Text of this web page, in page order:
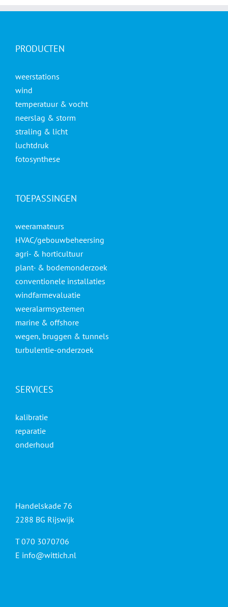
PRODUCTEN
weerstations
wind
temperatuur & vocht
neerslag & storm
straling & licht
luchtdruk
fotosynthese
TOEPASSINGEN
weeramateurs
HVAC/gebouwbeheersing
agri- & horticultuur
plant- & bodemonderzoek
conventionele installaties
windfarmevaluatie
weeralarmsystemen
marine & offshore
wegen, bruggen & tunnels
turbulentie-onderzoek
SERVICES
kalibratie
reparatie
onderhoud
Handelskade 76
2288 BG Rijswijk
T 070 3070706
E info@wittich.nl